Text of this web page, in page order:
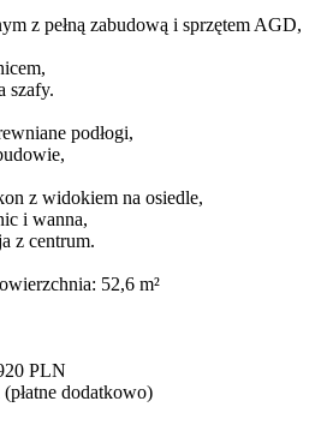
z pełną zabudową i sprzętem AGD,
szafy.
podłogi,
z widokiem na osiedle,
i wanna,
z centrum.
52,6 m²
PLN
dodatkowo)